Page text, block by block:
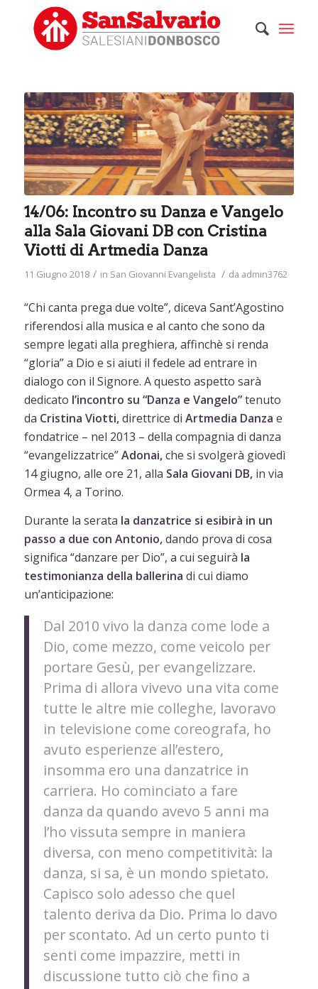
14/06: Incontro su Danza e Vangelo
alla Sala Giovani DB con Cristina
Viotti di Artmedia Danza
11 Giugno 2018 / in San Giovanni Evangelista / da admin3762
“Chi canta prega due volte”, diceva Sant’Agostino
riferendosi alla musica e al canto che sono da
sempre legati alla preghiera, affinchè si renda
“gloria” a Dio e si aiuti il fedele ad entrare in
dialogo con il Signore. A questo aspetto sarà
dedicato l’incontro su “Danza e Vangelo”tenuto
da Cristina Viotti,direttrice di Artmedia Danza e
fondatrice – nel 2013 – della compagnia di danza
“evangelizzatrice”Adonai,che si svolgerà giovedì
14 giugno, alle ore 21, alla Sala Giovani DB, in via
Ormea 4, a Torino.
Durante la serata la danzatrice si esibirà in un
passo a due con Antonio,dando prova di cosa
significa “danzare per Dio”, a cui seguirà la
testimonianza della ballerina di cui diamo
un’anticipazione:
Dal 2010 vivo la danza come lode a
Dio, come mezzo, come veicolo per
portare Gesù, per evangelizzare.
Prima di allora vivevo una vita come
tutte le altre mie colleghe, lavoravo
in televisione come coreografa, ho
avuto esperienze all’estero,
insomma ero una danzatrice in
carriera. Ho cominciato a fare
danza da quando avevo 5 anni ma
l’ho vissuta sempre in maniera
diversa, con meno competitività: la
danza, si sa, è un mondo spietato.
Capisco solo adesso che quel
talento deriva da Dio. Prima lo davo
per scontato. Ad un certo punto ti
senti come impazzire, metti in
discussione tutto ciò che fino a